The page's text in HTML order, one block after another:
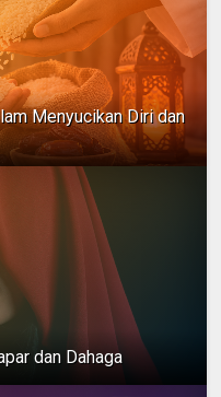
Menyucikan Diri dan
dan Dahaga